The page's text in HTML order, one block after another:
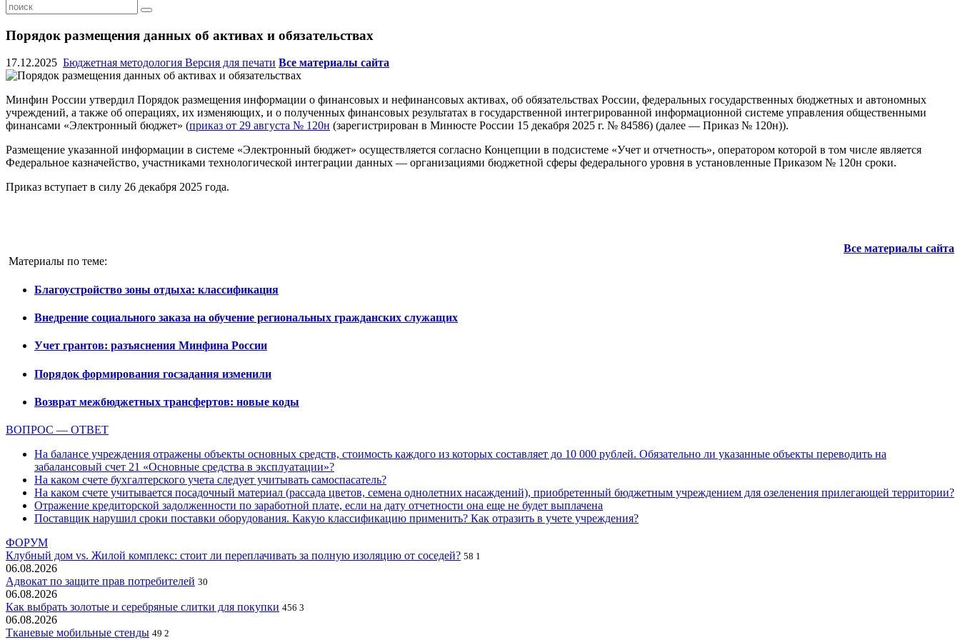
Порядок размещения данных об активах и обязательствах
17.12.2025 Бюджетная методология Версия для печати Все материалы сайта
Минфин России утвердил Порядок размещения информации о финансовых и нефинансовых активах, об обязательствах России, федеральных государственных бюджетных и автономных
учреждений, а также об операциях, их изменяющих, и о полученных финансовых результатах в государственной интегрированной информационной системе управления общественными
финансами «Электронный бюджет» (приказ от 29 августа № 120н (зарегистрирован в Минюсте России 15 декабря 2025 г. № 84586) (далее — Приказ № 120н)).
Размещение указанной информации в системе «Электронный бюджет» осуществляется согласно Концепции в подсистеме «Учет и отчетность», оператором которой в том числе является
Федеральное казначейство, участниками технологической интеграции данных — организациями бюджетной сферы федерального уровня в установленные Приказом № 120н сроки.
Приказ вступает в силу 26 декабря 2025 года.
Все материалы сайта
Материалы по теме:
Благоустройство зоны отдыха: классификация
Внедрение социального заказа на обучение региональных гражданских служащих
Учет грантов: разъяснения Минфина России
Порядок формирования госзадания изменили
Возврат межбюджетных трансфертов: новые коды
ВОПРОС — ОТВЕТ
На балансе учреждения отражены объекты основных средств, стоимость каждого из которых составляет до 10 000 рублей. Обязательно ли указанные объекты переводить на
забалансовый счет 21 «Основные средства в эксплуатации»?
На каком счете бухгалтерского учета следует учитывать самоспасатель?
На каком счете учитывается посадочный материал (рассада цветов, семена однолетних насаждений), приобретенный бюджетным учреждением для озеленения прилегающей территории?
Отражение кредиторской задолженности по заработной плате, если на дату отчетности она еще не будет выплачена
Поставщик нарушил сроки поставки оборудования. Какую классификацию применить? Как отразить в учете учреждения?
ФОРУМ
Клубный дом vs. Жилой комплекс: стоит ли переплачивать за полную изоляцию от соседей? 58 1
06.08.2026
Адвокат по защите прав потребителей 30
06.08.2026
Как выбрать золотые и серебряные слитки для покупки 456 3
06.08.2026
Тканевые мобильные стенды 49 2